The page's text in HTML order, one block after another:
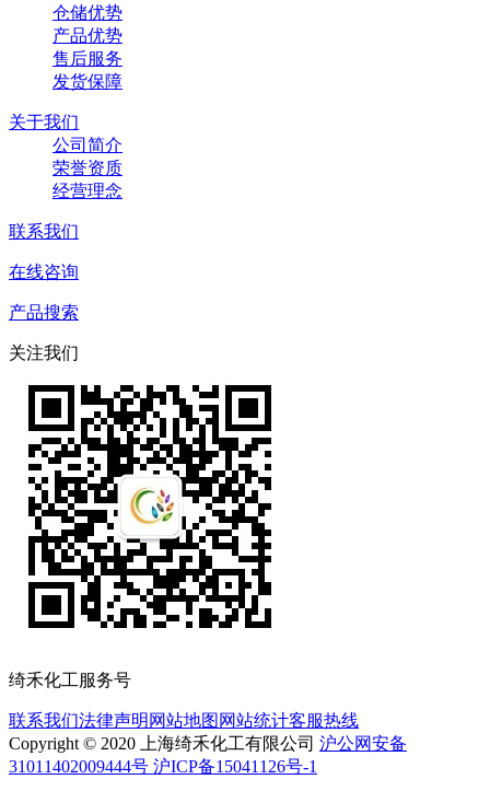
仓储优势
产品优势
售后服务
发货保障
关于我们
公司简介
荣誉资质
经营理念
联系我们
在线咨询
产品搜索
关注我们
绮禾化工服务号
联系我们法律声明 网站地图 网站统计客服热线
Copyright © 2020 上海绮禾化工有限公司 沪公网安备
31011402009444号 沪ICP备15041126号-1